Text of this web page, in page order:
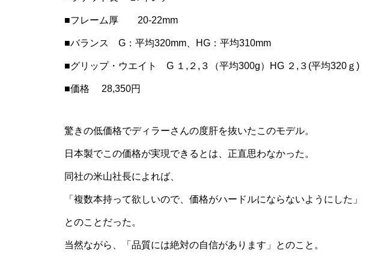
■フレーム厚 20-22mm
■バランス G：平均320mm、HG：平均310mm
■グリップ・ウエイト G １,２,３（平均300g）HG ２,３(平均320ｇ)
■価格 28,350円
驚きの低価格でディラーさんの度肝を抜いたこのモデル。
日本製でこの価格が実現できるとは、正直思わなかった。
同社の米山社長によれば、
「複数本持って欲しいので、価格がハードルにならないようにした」
とのことだった。
当然ながら、「品質には絶対の自信があります」とのこと。